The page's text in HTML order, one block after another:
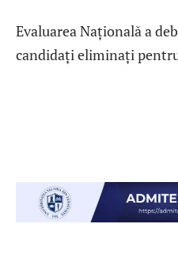
Evaluarea Națională a
candidați eliminați